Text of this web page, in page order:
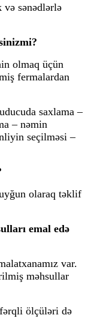
sənədlərlə
olmaq üçün
fermalardan
saxlama –
– nəmin
seçilməsi –
olaraq təklif
emal edə
var.
məhsullar
ölçüləri də